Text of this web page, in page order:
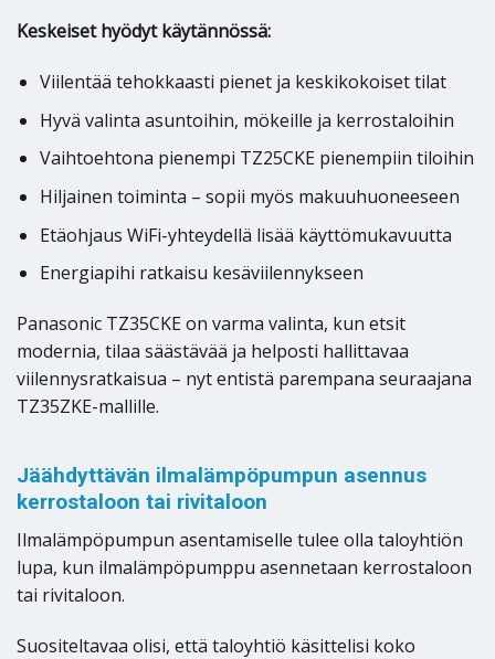
Keskeiset hyödyt käytännössä:
Viilentää tehokkaasti pienet ja keskikokoiset tilat
Hyvä valinta asuntoihin, mökeille ja kerrostaloihin
Vaihtoehtona pienempi TZ25CKE pienempiin tiloihin
Hiljainen toiminta – sopii myös makuuhuoneeseen
Etäohjaus WiFi-yhteydellä lisää käyttömukavuutta
Energiapihi ratkaisu kesäviilennykseen
Panasonic TZ35CKE on varma valinta, kun etsit
modernia, tilaa säästävää ja helposti hallittavaa
viilennysratkaisua – nyt entistä parempana seuraajana
TZ35ZKE-mallille.
Jäähdyttävän ilmalämpöpumpun asennus
kerrostaloon tai rivitaloon
Ilmalämpöpumpun asentamiselle tulee olla taloyhtiön
lupa, kun ilmalämpöpumppu asennetaan kerrostaloon
tai rivitaloon.
Suositeltavaa olisi, että taloyhtiö käsittelisi koko